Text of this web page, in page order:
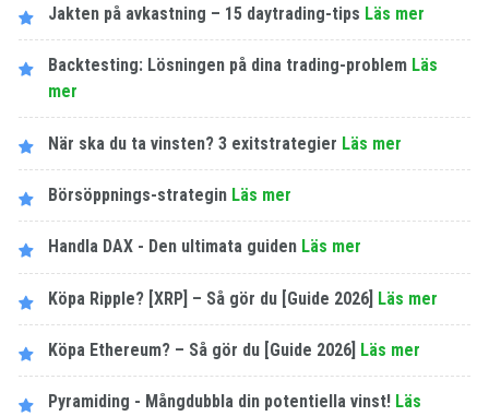
Jakten på avkastning – 15 daytrading-tips Läs mer
Backtesting: Lösningen på dina trading-problem Läs
mer
När ska du ta vinsten? 3 exitstrategier Läs mer
Börsöppnings-strategin Läs mer
Handla DAX - Den ultimata guiden Läs mer
Köpa Ripple? [XRP] – Så gör du [Guide 2026] Läs mer
Köpa Ethereum? – Så gör du [Guide 2026] Läs mer
Pyramiding - Mångdubbla din potentiella vinst! Läs